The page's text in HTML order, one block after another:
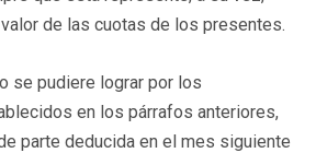
de las cuotas de los presentes.
se pudiere lograr por los
en los párrafos anteriores,
parte deducida en el mes siguiente